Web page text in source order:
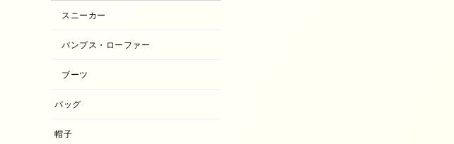
スニーカー
パンプス・ローファー
ブーツ
バッグ
帽子